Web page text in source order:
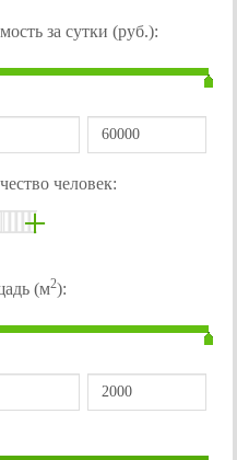
за сутки (руб.):
человек:
+
(м2):